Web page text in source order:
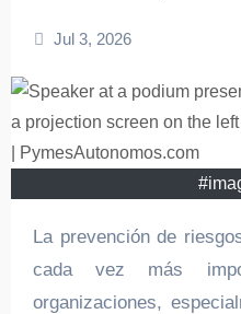
Jul 3, 2026
La prevención de riesgos laborales ocupa un lugar
cada vez más
organizaciones,